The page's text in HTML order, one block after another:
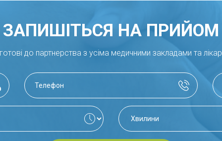
ЗАПИШІТЬСЯ НА ПРИЙОМ
до партнерства з усіма медичними закладами та